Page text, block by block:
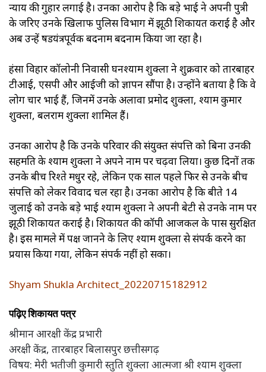
न्याय की गुहार लगाई है। उनका आरोप है कि बड़े भाई ने अपनी पुत्री
के जरिए उनके खिलाफ पुलिस विभाग में झूठी शिकायत कराई है और
अब उन्हें षडयंत्रपूर्वक बदनाम बदनाम किया जा रहा है।
हंसा विहार कॉलोनी निवासी घनश्याम शुक्ला ने शुक्रवार को तारबाहर
टीआई, एसपी और आईजी को ज्ञापन सौंपा है। उन्होंने बताया है कि वे
लोग चार भाई हैं, जिनमें उनके अलावा प्रमोद शुक्ला, श्याम कुमार
शुक्ला, बलराम शुक्ला शामिल हैं।
उनका आरोप है कि उनके परिवार की संयुक्त संपत्ति को बिना उनकी
सहमति के श्याम शुक्ला ने अपने नाम पर चढ़वा लिया। कुछ दिनों तक
उनके बीच रिश्ते मधुर रहे, लेकिन एक साल पहले फिर से उनके बीच
संपत्ति को लेकर विवाद चल रहा है। उनका आरोप है कि बीते 14
जुलाई को उनके बड़े भाई श्याम शुक्ला ने अपनी बेटी से उनके नाम पर
झूठी शिकायत कराई है। शिकायत की कॉपी आजकल के पास सुरक्षित
है। इस मामले में पक्ष जानने के लिए श्याम शुक्ला से संपर्क करने का
प्रयास किया गया, लेकिन संपर्क नहीं हो सका।
Shyam Shukla Architect_20220715182912
पढ़िए शिकायत पत्र
श्रीमान आरक्षी केंद्र प्रभारी
अरक्षी केंद्र, तारबाहर बिलासपुर छत्तीसगढ़
विषय: मेरी भतीजी कुमारी स्तुति शुक्ला आत्मजा श्री श्याम शुक्ला